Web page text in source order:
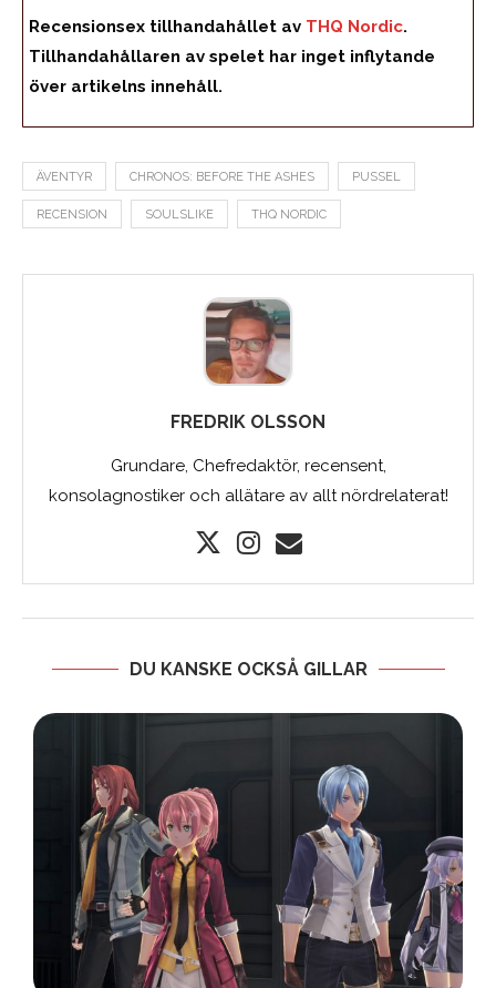
Recensionsex tillhandahållet av THQ Nordic.
Tillhandahållaren av spelet har inget inflytande
över artikelns innehåll.
ÄVENTYR CHRONOS: BEFORE THE ASHES PUSSEL
RECENSION SOULSLIKE THQ NORDIC
FREDRIK OLSSON
Grundare, Chefredaktör, recensent,
konsolagnostiker och allätare av allt nördrelaterat!
DU KANSKE OCKSÅ GILLAR